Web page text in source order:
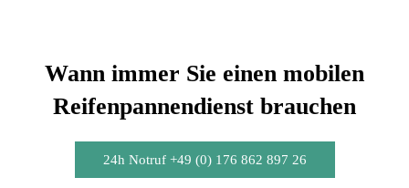
Wann immer Sie einen mobilen
Reifenpannendienst brauchen
24h Notruf +49 (0) 176 862 897 26